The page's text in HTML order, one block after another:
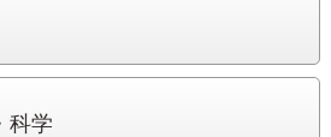
科学